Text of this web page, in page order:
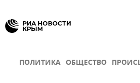
ПОЛИТИКА ОБЩЕСТВО